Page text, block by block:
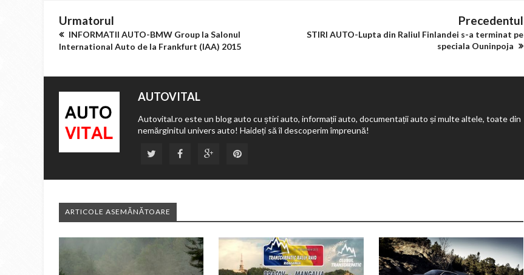
Urmatorul
INFORMATII AUTO-BMW Group la Salonul
International Auto de la Frankfurt (IAA) 2015
Precedentul
STIRI AUTO-Lupta din Raliul Finlandei s-a terminat pe
speciala Ouninpoja
AUTOVITAL
Autovital.ro este un blog auto cu știri auto, informații auto, documentații auto și multe altele, toate din
nemărginitul univers auto! Haideți să îl descoperim împreună!
ARTICOLE ASEMĂNĂTOARE